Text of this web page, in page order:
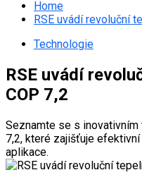
Home
RSE uvádí revoluční
Technologie
RSE uvádí
COP 7,2
Seznamte se s inovativním
7,2, které zajišťuje
aplikace.